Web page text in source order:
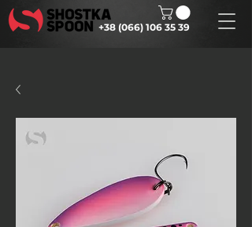
+38 (066) 106 35 39